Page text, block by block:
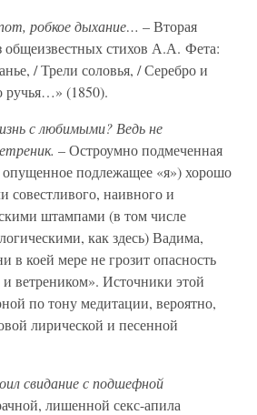
робкое дыхание… – Вторая
общеизвестных стихов А.А. Фета:
/ Трели соловья, / Серебро и
ручья…» (1850).
с любимыми? Ведь не
– Остроумно подмеченная
подлежащее «я») хорошо
совестливого, наивного и
штампами (в том числе
как здесь) Вадима,
в коей мере не грозит опасность
и ветреником». Источники этой
по тону медитации, вероятно,
лирической и песенной
свидание с подшефной
лишенной секс-апила